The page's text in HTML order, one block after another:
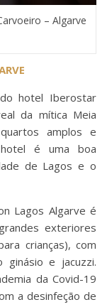
– Algarve
hotel Iberostar
da mítica Meia
amplos e
é uma boa
de Lagos e o
Lagos Algarve é
exteriores
crianças), com
e jacuzzi.
da Covid-19
a desinfeção de